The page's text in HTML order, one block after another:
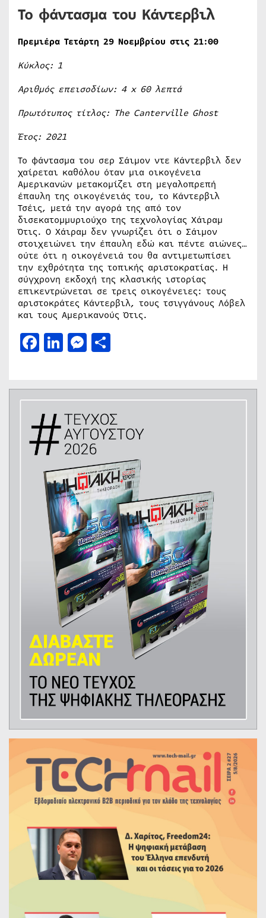
Το φάντασμα του Κάντερβιλ
Πρεμιέρα Τετάρτη 29 Νοεμβρίου στις 21:00
Κύκλος: 1
Αριθμός επεισοδίων: 4 x60 λεπτά
Πρωτότυπος τίτλος: The Canterville Ghost
Έτος: 2021
Το φάντασμα του σερ Σάιμον ντε Κάντερβιλ δεν
χαίρεται καθόλου όταν μια οικογένεια
Αμερικανών μετακομίζει στη μεγαλοπρεπή
έπαυλη της οικογένειάς του, το Κάντερβιλ
Τσέις, μετά την αγορά της από τον
δισεκατομμυριούχο της τεχνολογίας Χάιραμ
Ότις. Ο Χάιραμ δεν γνωρίζει ότι ο Σάιμον
στοιχειώνει την έπαυλη εδώ και πέντε αιώνες…
ούτε ότι η οικογένειά του θα αντιμετωπίσει
την εχθρότητα της τοπικής αριστοκρατίας. Η
σύγχρονη εκδοχή της κλασικής ιστορίας
επικεντρώνεται σε τρεις οικογένειες: τους
αριστοκράτες Κάντερβιλ, τους τσιγγάνους Λόβελ
και τους Αμερικανούς Ότις.
Facebook
LinkedIn
Messenger